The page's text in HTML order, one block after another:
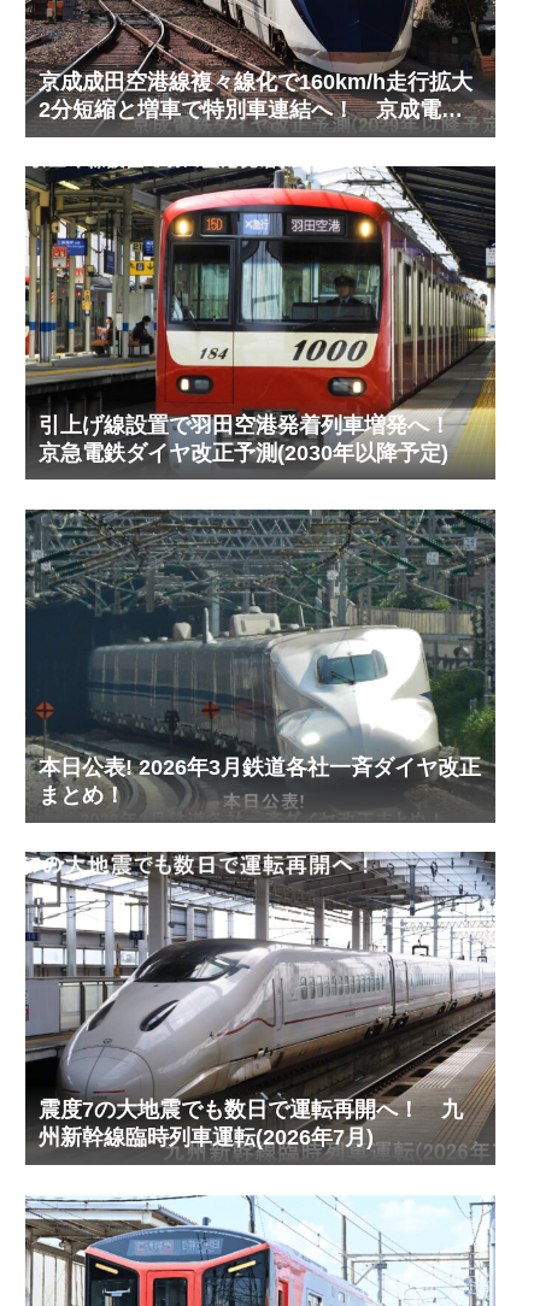
京成成田空港線複々線化で160km/h走行拡大
2分短縮と増車で特別車連結へ！ 京成電鉄
ダイヤ改正予測(2029年以降予定)
引上げ線設置で羽田空港発着列車増発へ！
京急電鉄ダイヤ改正予測(2030年以降予定)
本日公表! 2026年3月鉄道各社一斉ダイヤ改正
まとめ！
震度7の大地震でも数日で運転再開へ！ 九
州新幹線臨時列車運転(2026年7月)